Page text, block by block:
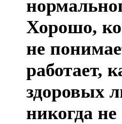
Хорошо,
не
работает,
здоровых
никогда не